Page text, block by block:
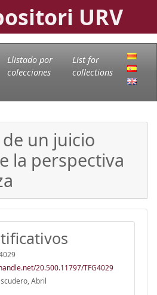
URV
Llistado por
colecciones
List for
collections
un juicio
la perspectiva
20.500.11797/TFG4029
Abril